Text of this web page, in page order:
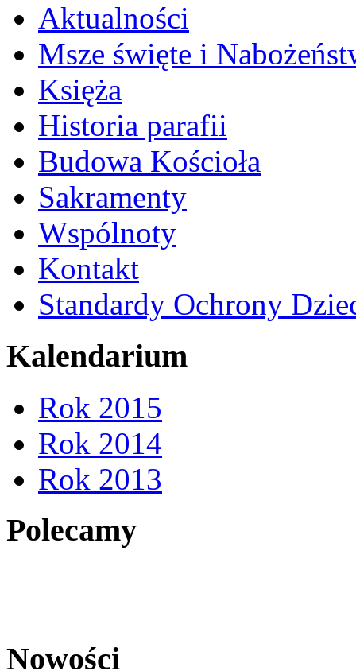
Aktualności
Msze święte i
Księża
Historia parafii
Budowa Kościoła
Sakramenty
Wspólnoty
Kontakt
Standardy Ochrony
Kalendarium
Rok 2015
Rok 2014
Rok 2013
Polecamy
Nowości